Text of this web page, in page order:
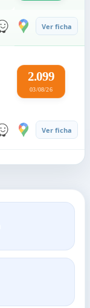
Ver ficha
2.099
03/08/26
Ver ficha